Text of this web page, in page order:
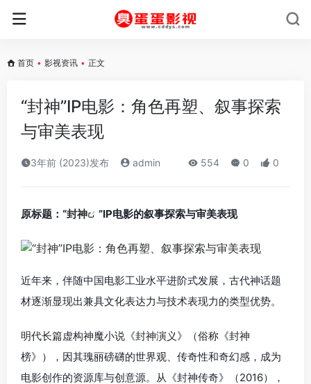
首页 • 影视资讯 • 正文
“封神”IP电影：角色再塑、叙事探索
与审美表现
3年前 (2023)发布 admin 554 0 0
原标题：“封神 ”IP电影的叙事探索与审美表现
近年来，伴随中国电影工业水平进阶式发展，古代神话题
材逐渐显现出兼具文化表达力与技术表现力的类型优势。
明代长篇虚构神魔小说《封神演义》（俗称《封神
榜》），因其瑰丽磅礴的世界观、传奇性和奇幻感，成为
电影创作的资源库与创意源。从《封神传奇》（2016），